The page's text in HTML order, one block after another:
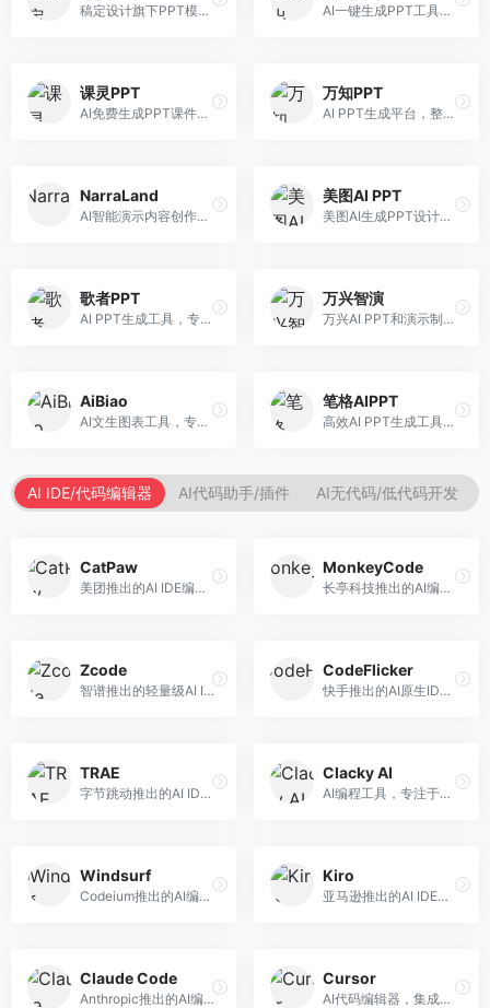
稿定设计旗下PPT模板资源库，整合AI生成功能。面向设计师和职场人士，提供海量PPT模板、AI内容生成等服务，模板质量高。 AI一键生成PPT工具，专注于快速演示文稿制作。面向职场人士，支持主题输入、内容生成、模板套用等功能，PPT生成速度快，适合紧急制作场景。
课灵PPT
AI免费生成PPT课件平台，专注于教育场景。面向教师和教育工作者，提供课件生成、教学设计、模板选择等服务，教育适配性强。
万知PPT
AI PPT生成平台，整合知识库与创作功能。面向职场人士，支持内容检索、PPT生成、设计优化等服务，知识整合能力强。
NarraLand
AI智能演示内容创作平台，专注于叙事演示。面向内容创作者，提供故事创作、演示生成、动画设计等服务，演示内容生动有趣。
美图AI PPT
美图AI生成PPT设计工具，整合图像处理能力。面向设计师和职场人士，提供PPT生成、图片美化、设计优化等服务，视觉设计美观。
歌者PPT
AI PPT生成工具，专注于演示文稿智能创作。面向职场人士，支持主题输入、内容生成、设计美化等功能，PPT制作效率高。
万兴智演
万兴AI PPT和演示制作软件，整合视频演示功能。面向职场人士和教育工作者，提供PPT生成、演示录制、视频制作等服务，演示功能完善。
AiBiao
AI文生图表工具，专注于数据可视化展示。面向数据分析师和职场人士，提供图表生成、数据可视化、PPT嵌入等服务，数据展示专业。
笔格AIPPT
高效AI PPT生成工具，专注于演示文稿智能创作。面向职场人士，支持主题输入、内容生成、设计美化等功能，PPT制作效率高。
AI IDE/代码编辑器 AI代码助手/插件 AI无代码/低代码开发
CatPaw
美团推出的AI IDE编程工具，专注于本地开发生态。面向开发者，提供智能代码补全、代码生成、项目管理等服务，本地开发体验好。
MonkeyCode
长亭科技推出的AI编程助手，专注于安全开发。面向开发者，提供代码生成、安全检测、漏洞修复等服务，安全开发能力强。
Zcode
智谱推出的轻量级AI IDE，基于GLM模型。面向开发者，提供智能代码补全、代码生成、错误检测等服务，中文编程支持好。
CodeFlicker
快手推出的AI原生IDE，专注于短视频相关开发。面向快手生态开发者，提供代码生成、调试辅助等服务，与快手开发生态深度整合。
TRAE
字节跳动推出的AI IDE编程工具，深度集成大模型能力。面向开发者，提供智能代码补全、代码解释、重构优化等服务，编程效率显著提升。
Clacky AI
AI编程工具，专注于代码智能生成与优化。面向开发者，提供代码生成、代码重构、错误修复等服务，编程效率高。
Windsurf
Codeium推出的AI编程工具，专注于代码智能辅助。面向开发者，提供代码补全、代码生成、代码解释等服务，多语言支持完善。
Kiro
亚马逊推出的AI IDE，深度整合AWS云服务。面向AWS开发者，提供代码生成、云服务集成、部署自动化等服务，与AWS生态无缝衔接。
Claude Code
Anthropic推出的AI编程工具，基于Claude模型。面向开发者，提供代码生成、代码审查、调试辅助等服务，代码质量高，推理能力强。
Cursor
AI代码编辑器，集成GPT-4模型，专注于智能编程辅助。面向开发者，提供代码生成、代码解释、错误修复等服务，编程体验流畅，开发效率高。